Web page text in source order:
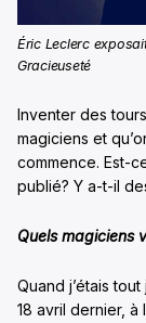
Éric Leclerc
Gracieuseté
Inventer des
magiciens et
commence. Est-
publié? Y a-t-il
Quels magiciens
Quand j’étais
18 avril dernier, à